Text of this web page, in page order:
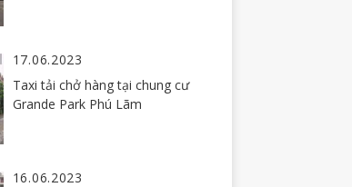
17.06.2023
Taxi tải chở hàng tại chung cư
Grande Park Phú Lãm
16.06.2023